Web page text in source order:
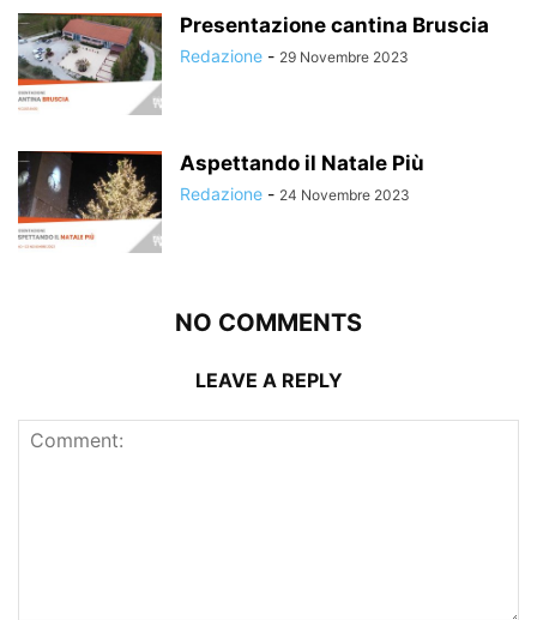
Presentazione cantina Bruscia
Redazione - 29 Novembre 2023
Aspettando il Natale Più
Redazione - 24 Novembre 2023
NO COMMENTS
LEAVE A REPLY